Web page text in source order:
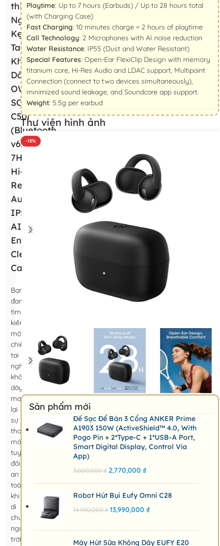
thiệu Tai
Nghe
Kẹp
Tai
Không
Dây
OWS
SOUNDCORE
C50i
(Bluetooth
v6.0,
7H,
Hi-
Res
Audio,
IP55,
AI-
Enhanced
Clear
Calls)
Bạn
đang
tìm
kiếm
một
chiếc
tai
nghe
không
dây
mang
lại
sự
thoải
mái
tuyệt
đối,
an
toàn
khi
di
chuyển
ngoài
trời
Playtime: Up to 7 hours (Earbuds) / Up to 28 hours total
(with Charging Case)
Fast Charging: 10 minutes charge = 2 hours of playtime
Call Technology: 2 Microphones with AI noise reduction
Water Resistance: IP55 (Dust and Water Resistant)
Special Features: Open-Ear FlexiClip Design with memory
titanium core, Hi-Res Audio and LDAC support, Multipoint
Connection (connect to two devices simultaneously),
minimized sound leakage, and Soundcore app support.
Weight: 5.5g per earbud
Thư viện hình ảnh
-18%
Sản phẩm mới
Đế Sạc Để Bàn 3 Cổng ANKER Prime
A1903 150W (ActiveShield™ 4.0, With
Pogo Pin + 2*Type-C + 1*USB-A Port,
Smart Digital Display, Control Via
App)
3,000,000₫ 2,770,000 ₫
Robot Hút Bụi Eufy Omni C28
14,990,000₫ 13,990,000 ₫
Máy Hút Sữa Không Dây EUFY E20